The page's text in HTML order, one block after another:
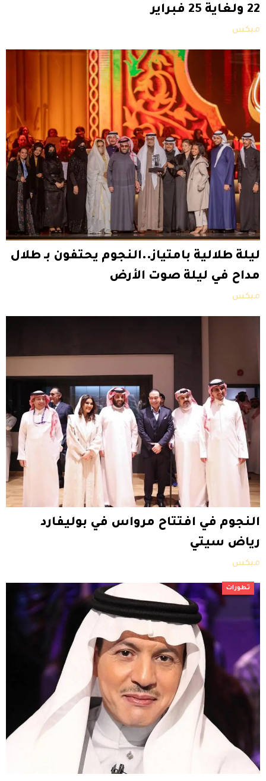
22 ولغاية 25 فبراير
ميكس
ليلة طلالية بامتياز..النجوم يحتفون بـ طلال
مداح في ليلة صوت الأرض
ميكس
النجوم في افتتاح مرواس في بوليفارد
رياض سيتي
ميكس
تطورات